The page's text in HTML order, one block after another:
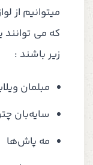
میتوانیم از
که می
زیر باشند :
مبلمان
سایه‌بان
مه پاش‌ها